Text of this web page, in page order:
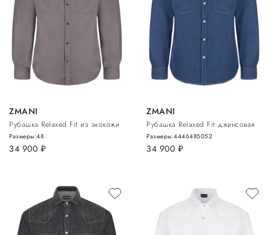
ZMANI
Рубашка Relaxed Fit из экокожи
34 900 руб.
Размеры:48
ZMANI
Рубашка Relaxed Fit джинсовая
34 900 руб.
Размеры:4446485052